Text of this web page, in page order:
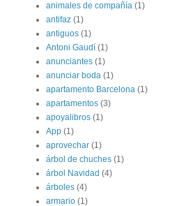
animales de compañía (1)
antifaz (1)
antiguos (1)
Antoni Gaudí (1)
anunciantes (1)
anunciar boda (1)
apartamento Barcelona (1)
apartamentos (3)
apoyalibros (1)
App (1)
aprovechar (1)
árbol de chuches (1)
árbol Navidad (4)
árboles (4)
armario (1)